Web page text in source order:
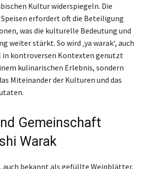
Kultur widerspiegeln. Die
erfordert oft die Beteiligung
was die kulturelle Bedeutung und
weiter stärkt. So wird ‚ya warak‘, auch
in kontroversen Kontexten genutzt
kulinarischen Erlebnis, sondern
Miteinander der Kulturen und das
Gemeinschaft
Warak
auch bekannt als gefüllte Weinblätter,